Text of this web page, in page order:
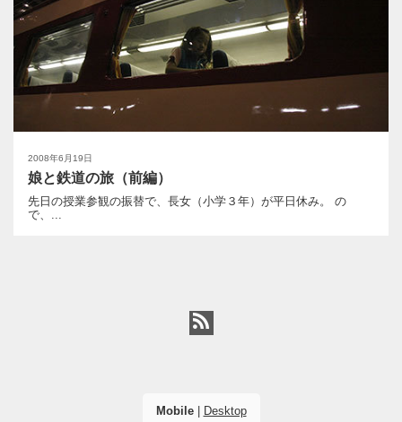
2008年6月19日
娘と鉄道の旅（前編）
先日の授業参観の振替で、長女（小学３年）が平日休み。 の
で、...
Mobile| Desktop